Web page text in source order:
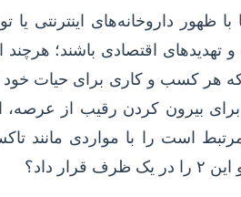
داروخانه‌های اینترنتی یا
تهدیدهای اقتصادی باشند؛
هر کسب و کاری برای حیات خود
بیرون کردن رقیب از عرصه،
است را با مواردی مانند
داد؟